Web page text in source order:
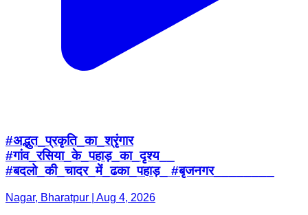
#अद्भुत_प्रकृति_का_श्रृंगार
#गांव_रसिया_के_पहाड़_का_दृश्य__
#बदलो_की_चादर_में_ढका_पहाड़_ #बृजनगर________
Nagar, Bharatpur | Aug 4, 2026